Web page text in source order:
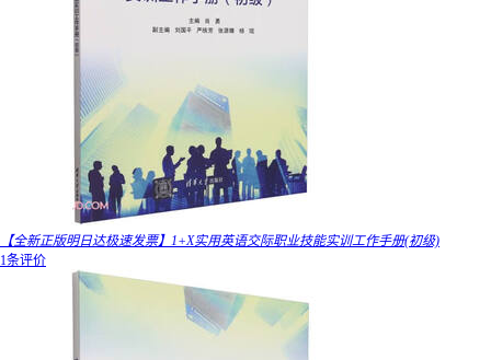
【全新正版明日达极速发票】1+X实用英语交际职业技能实训工作手册(初级)
1条评价